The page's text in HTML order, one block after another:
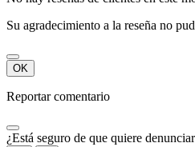
Su agradecimiento a la reseña no
OK
Reportar comentario
¿Está seguro de que quiere